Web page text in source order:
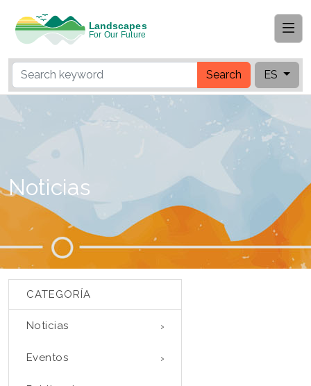
Search ES
Noticias
CATEGORÍA
Noticias
Eventos